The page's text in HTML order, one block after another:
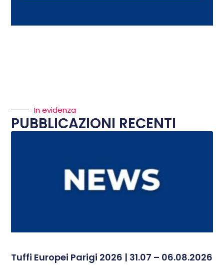
In evidenza
PUBBLICAZIONI RECENTI
Tuffi Europei Parigi 2026 | 31.07 – 06.08.2026